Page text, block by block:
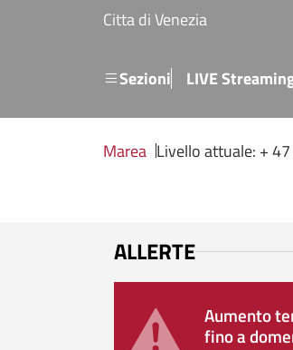
Salta al contenuto principale
Citta di Venezia
SezioniMenu
LIVE
Marea Livello attuale: +
ALLERTE
Aumento
fino a